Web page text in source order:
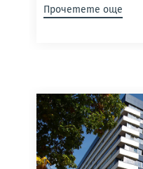
Прочетете още